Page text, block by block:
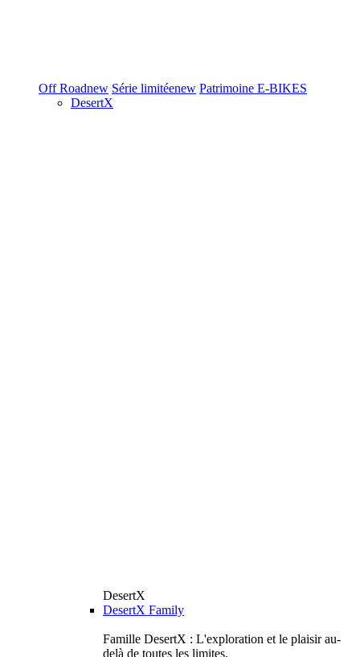
Off Roadnew Série limitéenew Patrimoine E-BIKES
DesertX
DesertX
DesertX Family
Famille DesertX : L'exploration et le plaisir au-
delà de toutes les limites.